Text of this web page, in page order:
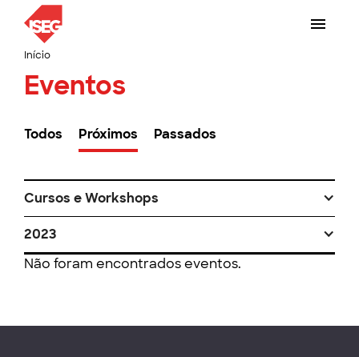
Início
Eventos
Todos Próximos Passados
Cursos e Workshops
2023
Não foram encontrados eventos.